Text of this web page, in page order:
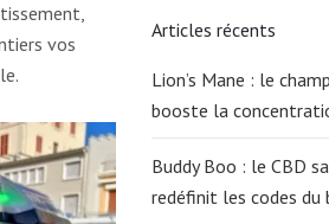
vos
Articles récents
Lion’s Mane : le
booste la
Buddy Boo : le CBD
redéfinit les codes du